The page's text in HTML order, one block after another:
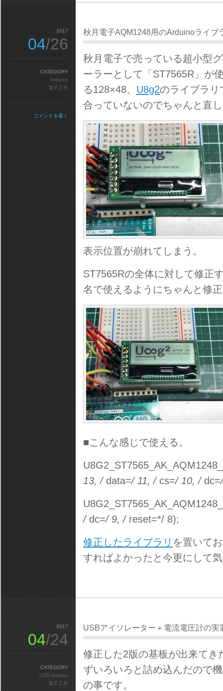
秋月電子AQM1248用のArduinoライブ
秋月電子で売っている超小型
ーラーとして「ST7565R」が
る128×48、 U8g2のライブラリ
合っていないのでちゃんと直
表示位置が崩れてしまう。
ST7565Rの全体に対して修正
名で使えるようにちゃんと修
■こんな感じで使える。
13, /data=/ 11, /cs=/ 10, /dc=
/dc=/ 9, /reset=*/ 8);
修正したライブラリ を置いて
すればよかったと今更にして
2017
04/26
CATEGORY
Ardunio
電子工作
コメントを書く
USBアイソレーター＋電流電圧計の実
修正した2版の基板が出来て
ずいろいろと詰め込んだので
の事です。
2017
04/24
CATEGORY
USB-Isolator
電子工作